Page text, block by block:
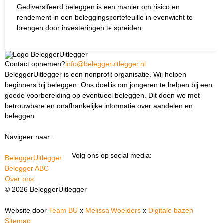
Gediversifeerd beleggen is een manier om risico en
rendement in een beleggingsportefeuille in evenwicht te
brengen door investeringen te spreiden.
Contact opnemen?info@beleggeruitlegger.nl
BeleggerUitlegger is een nonprofit organisatie. Wij helpen
beginners bij beleggen. Ons doel is om jongeren te helpen bij een
goede voorbereiding op eventueel beleggen. Dit doen we met
betrouwbare en onafhankelijke informatie over aandelen en
beleggen.
Navigeer naar...
BeleggerUitlegger
Belegger ABC
Over ons
Volg ons op social media:
© 2026 BeleggerUitlegger
Website door Team BU x Melissa Woelders x Digitale bazen
Sitemap